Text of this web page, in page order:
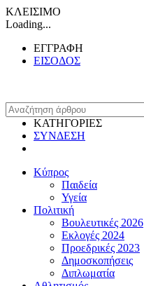
ΚΛΕΙΣΙΜΟ
Loading...
ΕΓΓΡΑΦΗ
ΕΙΣΟΔΟΣ
ΚΑΤΗΓΟΡΙΕΣ
ΣΥΝΔΕΣΗ
Κύπρος
Παιδεία
Υγεία
Πολιτική
Βουλευτικές 2026
Εκλογές 2024
Προεδρικές 2023
Δημοσκοπήσεις
Διπλωματία